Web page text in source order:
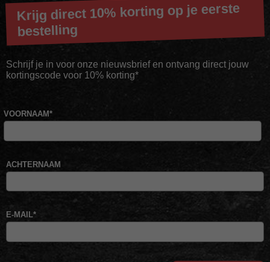
Krijg direct 10% korting op je eerste
bestelling
Schrijf je in voor onze nieuwsbrief en ontvang direct jouw
kortingscode voor 10% korting*
VOORNAAM*
ACHTERNAAM
E-MAIL*